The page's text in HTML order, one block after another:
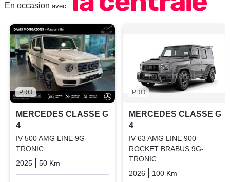
En occasion avec
PRO
MERCEDES CLASSE G
4
IV 500 AMG LINE 9G-
TRONIC
2025
50 Km Essence
PRO
MERCEDES CLASSE G
4
IV 63 AMG LINE 900
ROCKET BRABUS 9G-
TRONIC
2026
100 Km